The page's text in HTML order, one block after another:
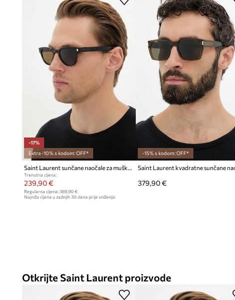
Okviri izrađeni odacetata, što utječe na njihovu izdržljivost i
Uzorak kornjačevine na okvirima dodaje eleganciju i suptilan,
Dizajn brendaSaint Laurentkoji spaja klasiku s modernim
Modelnamijenjen muškarcima , dizajniran imajući na umu
Smeđa boja okvira osigurava univerzalnost i lako kombiniranje
Ležeran stilkoji omogućuje slobodno kombiniranje s različitim
kombinacijama
Puni okviriosiguravaju čvrstu konstrukciju i stabilno držanje
-17%
Extra -10% s kodom: OFF*
Trenutna cijena:
239,90 €
Regularna cijena: 369,90 €
Najniža cijena u zadnjih 30 dana prije sniženja:
-15% s kodom: OFF*
379,90 €
Otkrijte Saint Laurent proizvode